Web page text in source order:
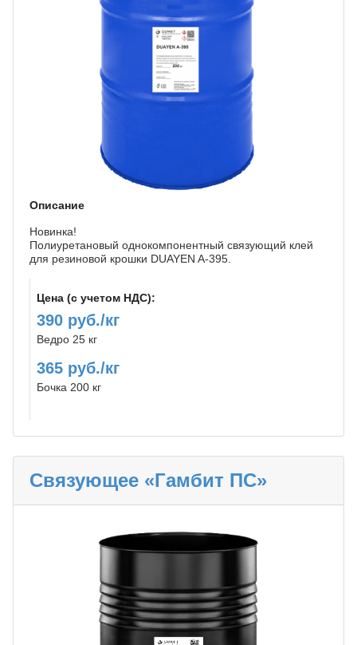
Описание
Новинка!
Полиуретановый однокомпонентный связующий клей
для резиновой крошки DUAYEN A-395.
Цена (с учетом НДС):
390 руб./кг
Ведро 25 кг
365 руб./кг
Бочка 200 кг
Связующее «Гамбит ПС»